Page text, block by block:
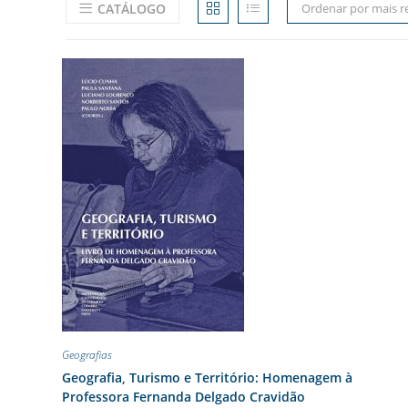
CATÁLOGO Ordenar por mais
Geografias
Geografia, Turismo e Território: Homenagem à
Professora Fernanda Delgado Cravidão